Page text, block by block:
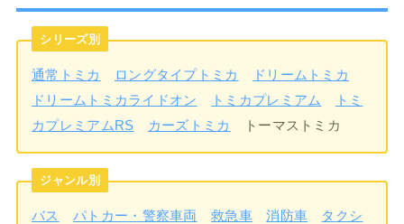
シリーズ別
通常トミカ ロングタイプトミカ
ドリームトミカ
ドリームトミカライドオン
トミカプレミアム
トミ
カプレミアムRS
カーズトミカ トーマストミカ
ジャンル別
バス パトカー・警察車両 救急車 消防車
タクシ